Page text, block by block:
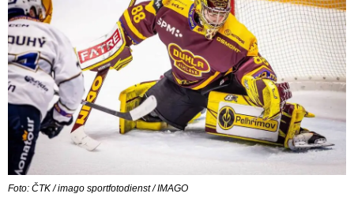
Foto: ČTK / imago sportfotodienst / IMAGO